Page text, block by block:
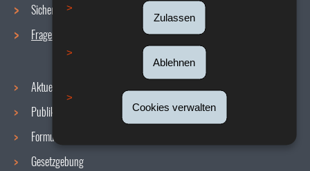
Zulassen
Ablehnen
Cookies verwalten
Sicherheit/Gesundheit am Arbeitsplatz
Fragen / Antworten
Aktuelles
Publikationen
Formulare
Gesetzgebung